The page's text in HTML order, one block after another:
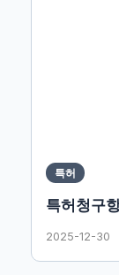
특허
특허청구
2025-12-30